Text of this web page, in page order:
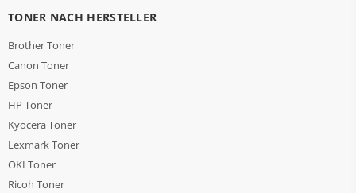
TONER NACH HERSTELLER
Brother Toner
Canon Toner
Epson Toner
HP Toner
Kyocera Toner
Lexmark Toner
OKI Toner
Ricoh Toner